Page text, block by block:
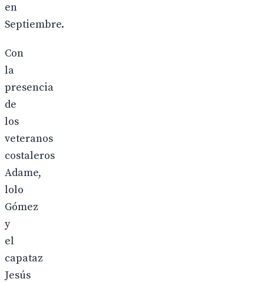
en
Septiembre.
Con
la
presencia
de
los
veteranos
costaleros
Adame,
lolo
Gómez
y
el
capataz
Jesús